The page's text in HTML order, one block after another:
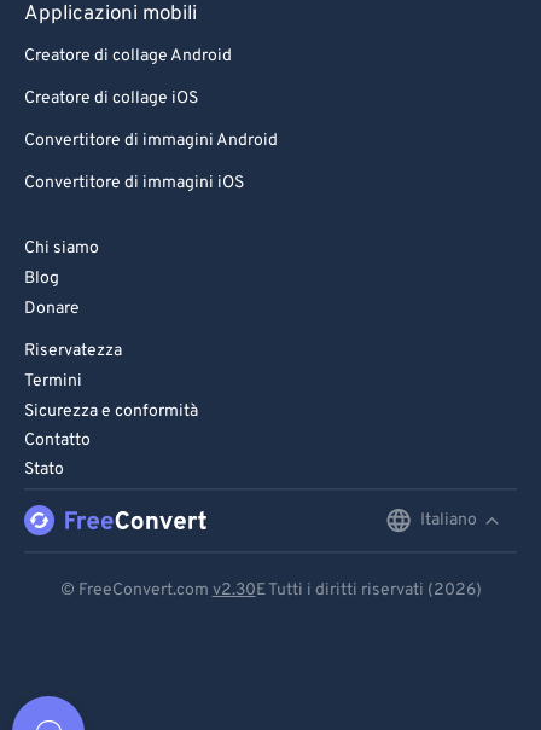
Applicazioni mobili
Creatore di collage Android
Creatore di collage iOS
Convertitore di immagini Android
Convertitore di immagini iOS
Chi siamo
Blog
Donare
Riservatezza
Termini
Sicurezza e conformità
Contatto
Stato
Italiano
© FreeConvert.com v2.30E Tutti i diritti riservati (2026)